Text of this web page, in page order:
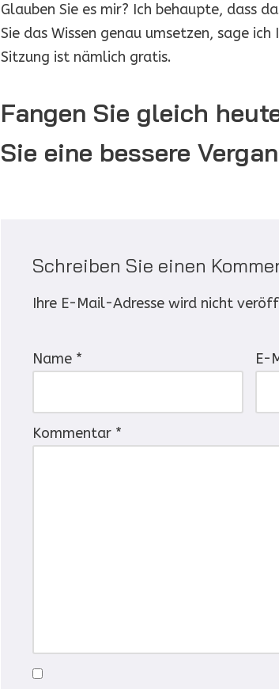
Glauben Sie es mir? Ich behaupte, dass
Sie das Wissen genau umsetzen, sage ich
Sitzung ist nämlich gratis.
Fangen Sie gleich
Sie eine bessere
Schreiben Sie einen
Ihre E-Mail-Adresse wird nicht
Name * E-
Kommentar *